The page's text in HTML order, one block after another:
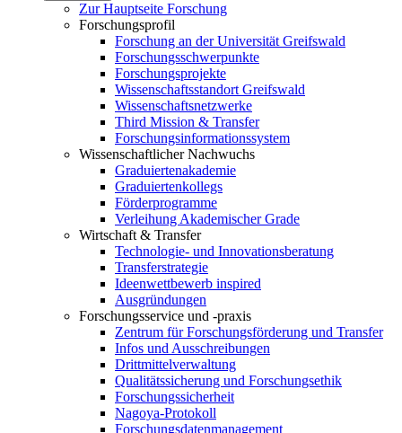
Zur Hauptseite Forschung
Forschungsprofil
Forschung an der Universität Greifswald
Forschungsschwerpunkte
Forschungsprojekte
Wissenschaftsstandort Greifswald
Wissenschaftsnetzwerke
Third Mission & Transfer
Forschungsinformationssystem
Wissenschaftlicher Nachwuchs
Graduiertenakademie
Graduiertenkollegs
Förderprogramme
Verleihung Akademischer Grade
Wirtschaft & Transfer
Technologie- und Innovationsberatung
Transferstrategie
Ideenwettbewerb inspired
Ausgründungen
Forschungsservice und -praxis
Zentrum für Forschungsförderung und Transfer
Infos und Ausschreibungen
Drittmittelverwaltung
Qualitätssicherung und Forschungsethik
Forschungssicherheit
Nagoya-Protokoll
Forschungsdatenmanagement